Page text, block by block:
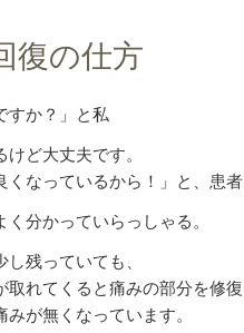
復の仕方
すか？」と私
けど大丈夫です。
なっているから！」と、患者
分かっていらっしゃる。
残っていても、
取れてくると痛みの部分を修復
が無くなっています。